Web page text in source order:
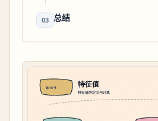
03 总结